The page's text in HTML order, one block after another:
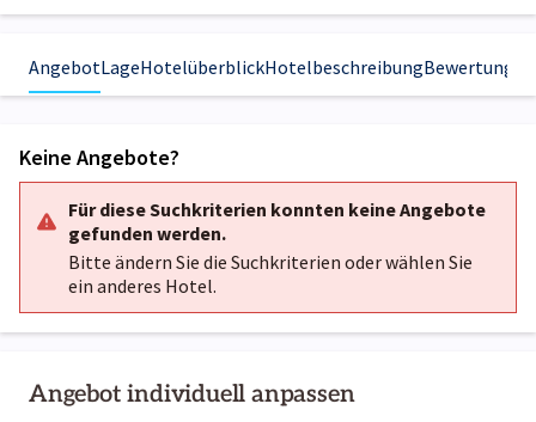
AngebotLageHotelüberblickHotelbeschreibungBewertungen
Angebot individuell anpassen
Keine Angebote?
Für diese Suchkriterien konnten keine Angebote
gefunden werden.
Bitte ändern Sie die Suchkriterien oder wählen Sie
ein anderes Hotel.